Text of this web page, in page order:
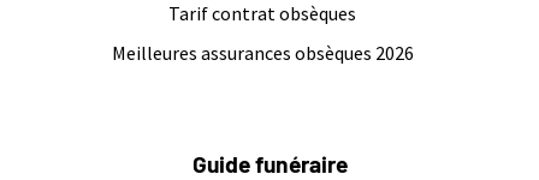
Tarif contrat obsèques
Meilleures assurances obsèques 2026
Guide funéraire